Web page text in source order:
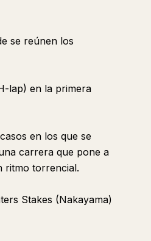
se reúnen los
lap) en la primera
en los que se
carrera que pone a
ritmo torrencial.
Stakes (Nakayama)